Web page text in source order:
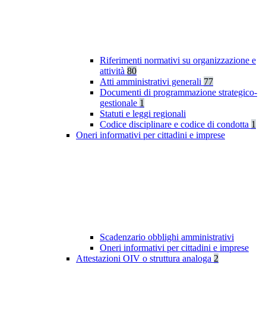
Riferimenti normativi su organizzazione e
attività 80
Atti amministrativi generali 77
Documenti di programmazione strategico-
gestionale 1
Statuti e leggi regionali
Codice disciplinare e codice di condotta 1
Oneri informativi per cittadini e imprese
Scadenzario obblighi amministrativi
Oneri informativi per cittadini e imprese
Attestazioni OIV o struttura analoga 2